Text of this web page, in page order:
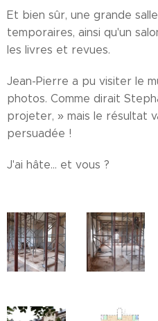
Et bien sûr, une grande
temporaires, ainsi qu'un
les livres et revues.
Jean-Pierre a pu visiter le
photos. Comme dirait
projeter, » mais le résultat
persuadée !
J'ai hâte... et vous ?